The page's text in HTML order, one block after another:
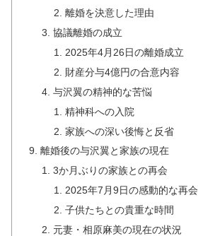
離婚を決意した理由
協議離婚の成立
2025年4月26日の離婚成立
財産分与4億円の合意内容
与沢翼の精神的な苦悩
精神科への入院
家族への深い後悔と反省
離婚後の与沢翼と家族の現在
3か月ぶりの家族との再会
2025年7月9日の感動的な再会
子供たちとの貴重な時間
元妻・相原麻美の現在の状況